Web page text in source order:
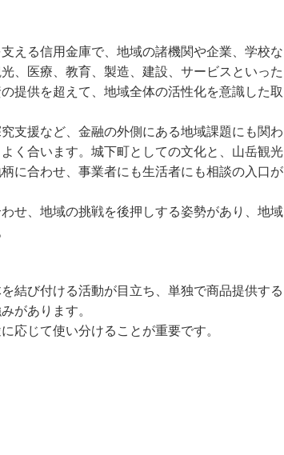
える信用金庫で、地域の諸機関や企業、学校な
、医療、教育、製造、建設、サービスといった
提供を超えて、地域全体の活性化を意識した取
支援など、金融の外側にある地域課題にも関わ
く合います。城下町としての文化と、山岳観光
に合わせ、事業者にも生活者にも相談の入口が
せ、地域の挑戦を後押しする姿勢があり、地域
結び付ける活動が目立ち、単独で商品提供する
があります。
応じて使い分けることが重要です。